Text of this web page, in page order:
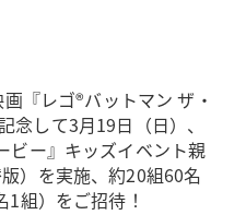
『レゴ®バットマン ザ・
念して3月19日（日）、
ビー』キッズイベント親
）を実施、約20組60名
組）をご招待！